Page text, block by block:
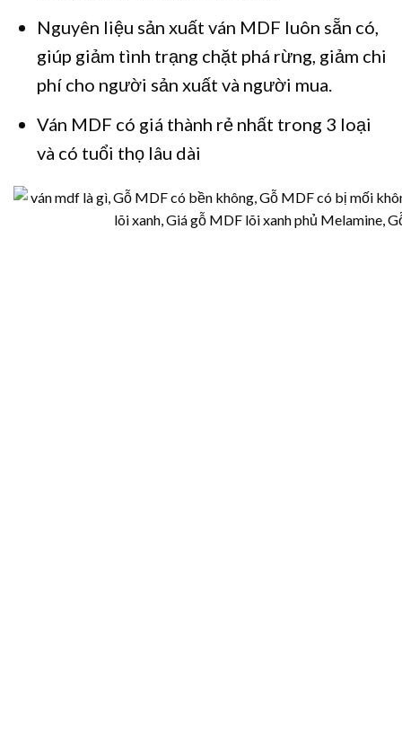
Nguyên liệu sản xuất ván MDF luôn sẵn có,
giúp giảm tình trạng chặt phá rừng, giảm chi
phí cho người sản xuất và người mua.
Ván MDF có giá thành rẻ nhất trong 3 loại
và có tuổi thọ lâu dài